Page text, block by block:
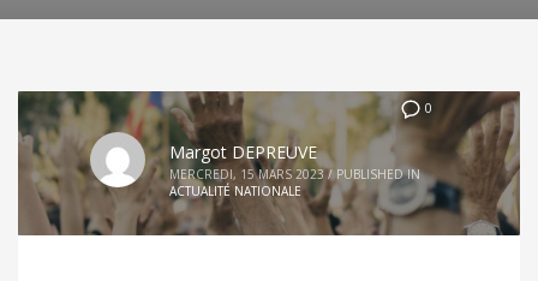
0
Margot DEPREUVE
MERCREDI, 15 MARS 2023 / PUBLISHED IN
ACTUALITÉ NATIONALE